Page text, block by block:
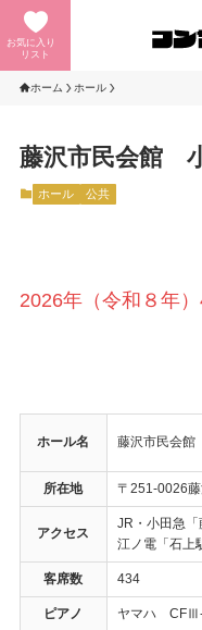
お気に入り
リスト
ホーム ホール
藤沢市民会館
ホール 公共
2026年（令和８年
ホール名 藤沢市民会
所在地 〒251-0026
アクセス
JR・小田急
江ノ電「石上
客席数 434
ピアノ ヤマハ CFⅢ-